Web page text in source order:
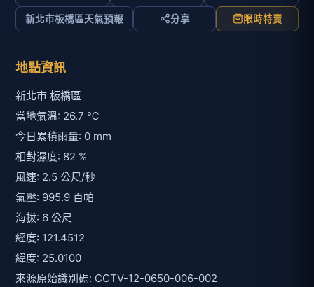
新北市板橋區天氣預報 分享 限時特賣
地點資訊
新北市 板橋區
當地氣溫: 26.7 ℃
今日累積雨量: 0 mm
相對濕度: 82 %
風速: 2.5 公尺/秒
氣壓: 995.9 百帕
海拔: 6 公尺
經度: 121.4512
緯度: 25.0100
來源原始識別碼: CCTV-12-0650-006-002